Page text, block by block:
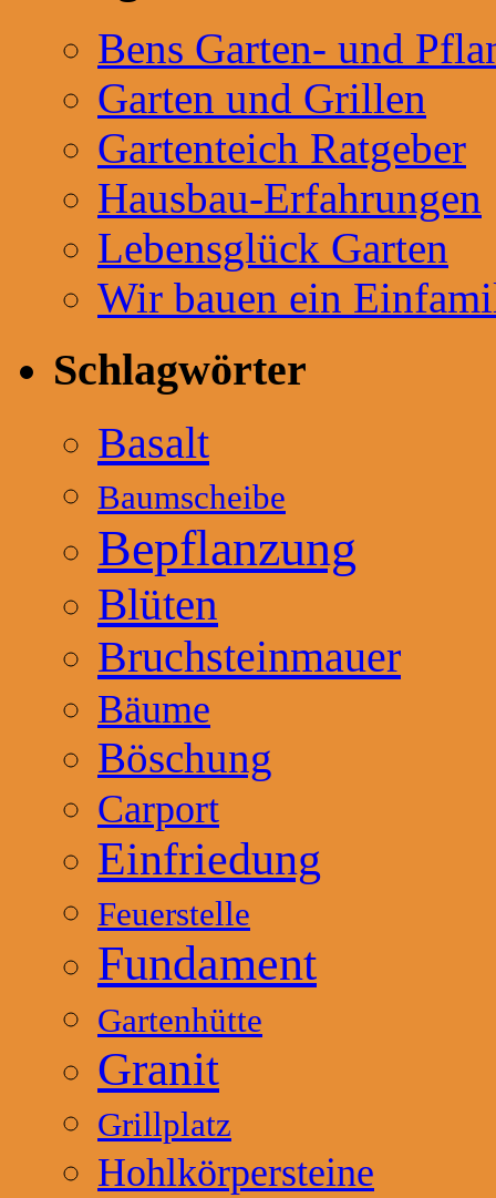
Bens Garten- und
Garten und Grillen
Gartenteich Ratgeber
Hausbau-Erfahrungen
Lebensglück Garten
Wir bauen ein
Schlagwörter
Basalt
Baumscheibe
Bepflanzung
Blüten
Bruchsteinmauer
Bäume
Böschung
Carport
Einfriedung
Feuerstelle
Fundament
Gartenhütte
Granit
Grillplatz
Hohlkörpersteine